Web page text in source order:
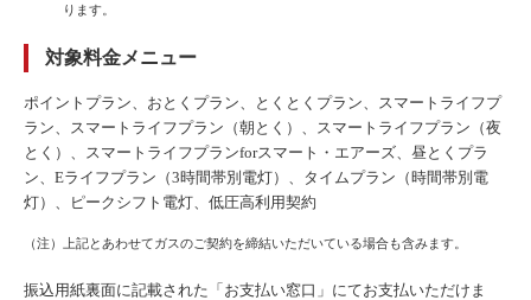
ります。
対象料金メニュー
ポイントプラン、おとくプラン、とくとくプラン、スマートライフプ
ラン、スマートライフプラン（朝とく）、スマートライフプラン（夜
とく）、スマートライフプランforスマート・エアーズ、昼とくプラ
ン、Eライフプラン（3時間帯別電灯）、タイムプラン（時間帯別電
灯）、ピークシフト電灯、低圧高利用契約
（注）上記とあわせてガスのご契約を締結いただいている場合も含みます。
振込用紙裏面に記載された「お支払い窓口」にてお支払いただけま